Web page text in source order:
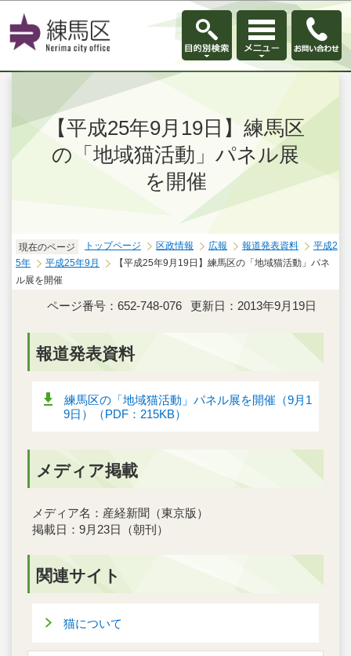
このページの本文へ移動
【平成25年9月19日】練馬区
の「地域猫活動」パネル展
を開催
現在のページ トップページ 区政情報 広報 報道発表資料
平成2
5年
平成25年9月
【平成25年9月19日】練馬区の「地域猫活動」パネ
ル展を開催
ページ番号：652-748-076 更新日：2013年9月19日
報道発表資料
練馬区の「地域猫活動」パネル展を開催（9月1
9日）（PDF：215KB）
メディア掲載
メディア名：産経新聞（東京版）
掲載日：9月23日（朝刊）
関連サイト
猫について